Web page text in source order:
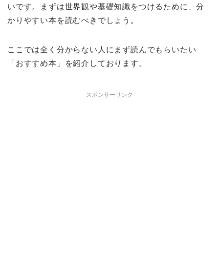
いです。まずは世界観や基礎知識をつけるために、分
かりやすい本を読むべきでしょう。
ここでは全く分からない人にまず読んでもらいたい
「おすすめ本」を紹介しております。
スポンサーリンク